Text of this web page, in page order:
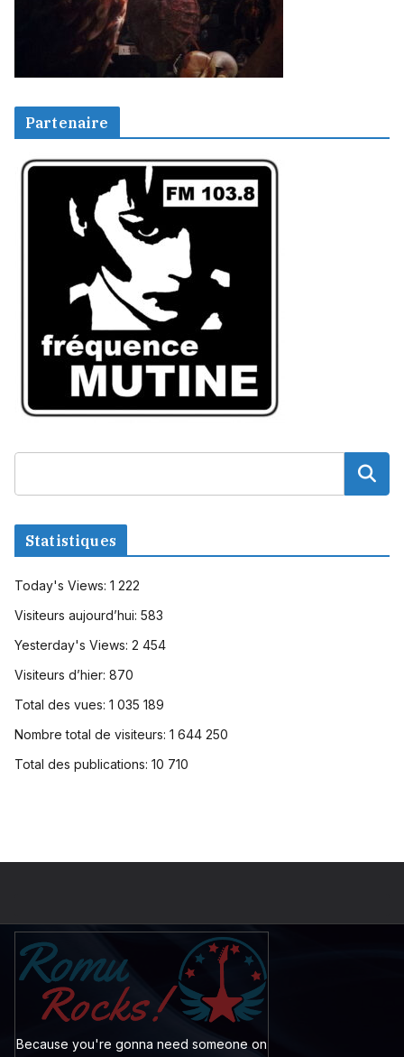
Partenaire
Statistiques
Today's Views: 1 222
Visiteurs aujourd’hui: 583
Yesterday's Views: 2 454
Visiteurs d’hier: 870
Total des vues: 1 035 189
Nombre total de visiteurs: 1 644 250
Total des publications: 10 710
Because you're gonna need someone on